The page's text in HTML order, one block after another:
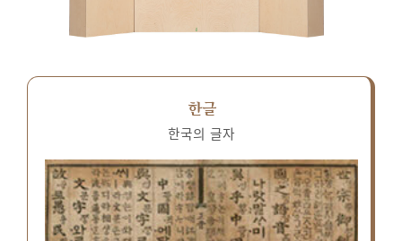
한글
한국의 글자